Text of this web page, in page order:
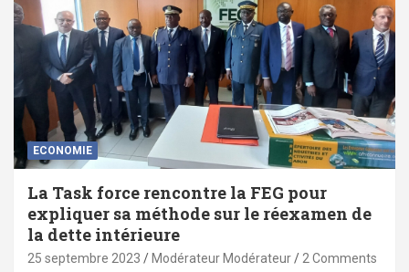
ECONOMIE
La Task force rencontre la FEG pour
expliquer sa méthode sur le réexamen de
la dette intérieure
25 septembre 2023 Modérateur Modérateur 2 Comments